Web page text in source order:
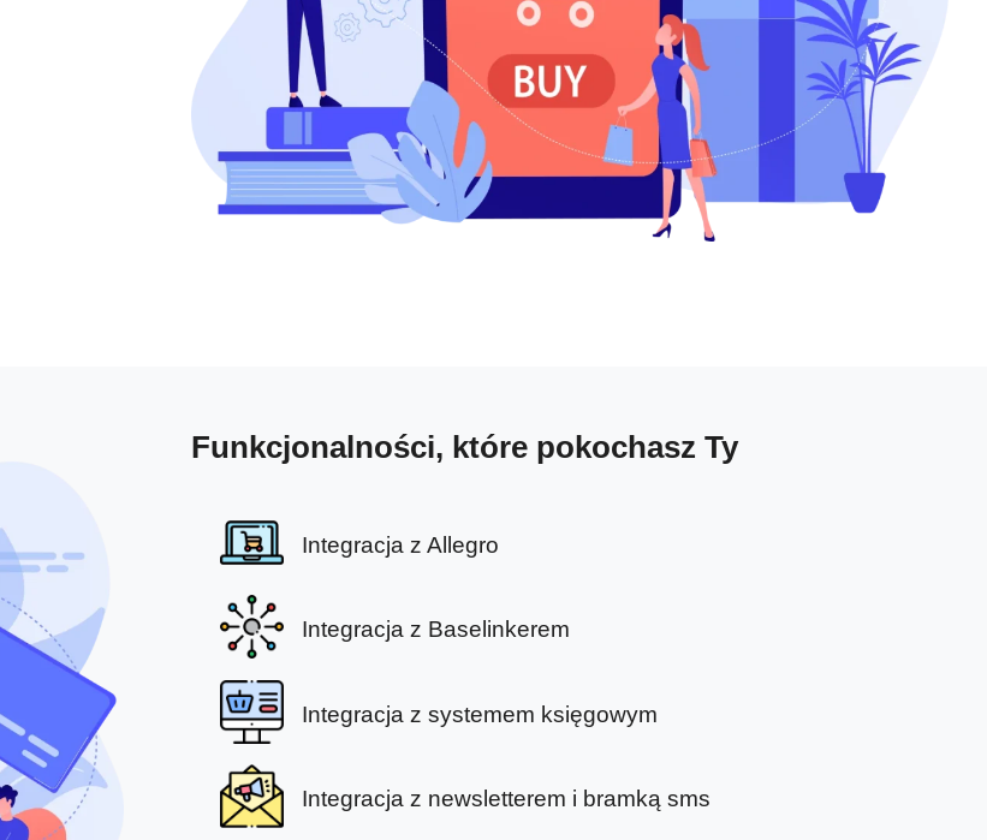
Funkcjonalności, które pokochasz Ty
Integracja z Allegro
Integracja z Baselinkerem
Integracja z systemem księgowym
Integracja z newsletterem i bramką sms